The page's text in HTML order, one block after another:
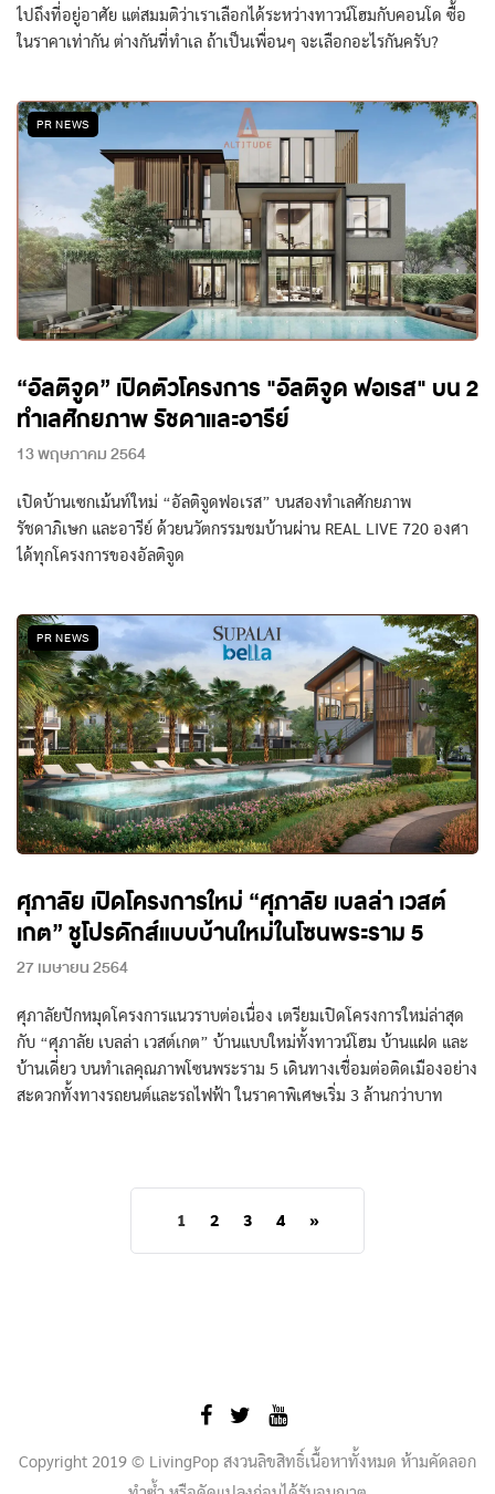
ไปถึงที่อยู่อาศัย แต่สมมติว่าเราเลือกได้ระหว่างทาวน์โฮมกับคอนโด ซื้อ
ในราคาเท่ากัน ต่างกันที่ทำเล ถ้าเป็นเพื่อนๆ จะเลือกอะไรกันครับ?
PR NEWS
“อัลติจูด” เปิดตัวโครงการ "อัลติจูด ฟอเรส" บน 2
ทำเลศักยภาพ รัชดาและอารีย์
13 พฤษภาคม 2564
เปิดบ้านเซกเม้นท์ใหม่ “อัลติจูดฟอเรส” บนสองทำเลศักยภาพ
รัชดาภิเษก และอารีย์ ด้วยนวัตกรรมชมบ้านผ่าน REAL LIVE 720 องศา
ได้ทุกโครงการของอัลติจูด
PR NEWS
ศุภาลัย เปิดโครงการใหม่ “ศุภาลัย เบลล่า เวสต์
เกต” ชูโปรดักส์แบบบ้านใหม่ในโซนพระราม 5
27 เมษายน 2564
ศุภาลัยปักหมุดโครงการแนวราบต่อเนื่อง เตรียมเปิดโครงการใหม่ล่าสุด
กับ “ศุภาลัย เบลล่า เวสต์เกต” บ้านแบบใหม่ทั้งทาวน์โฮม บ้านแฝด และ
บ้านเดี่ยว บนทำเลคุณภาพโซนพระราม 5 เดินทางเชื่อมต่อติดเมืองอย่าง
สะดวกทั้งทางรถยนต์และรถไฟฟ้า ในราคาพิเศษเริ่ม 3 ล้านกว่าบาท
1 2 3 4 »
Copyright 2019 © LivingPop สงวนลิขสิทธิ์เนื้อหาทั้งหมด ห้ามคัดลอก